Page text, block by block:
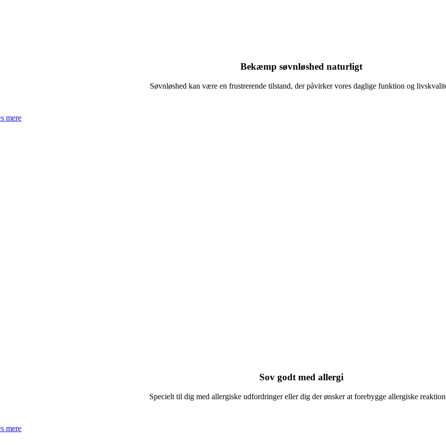
Bekæmp søvnløshed naturligt
Søvnløshed kan være en frustrerende tilstand, der påvirker vores daglige funktion og
mere
Sov godt med allergi
Specielt til dig med allergiske udfordringer eller dig der ønsker at forebygge allergiske
mere